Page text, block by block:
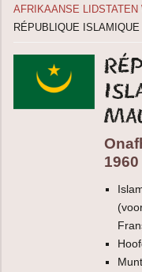
AFRIKAANSE
RÉPUBLIQUE
1960